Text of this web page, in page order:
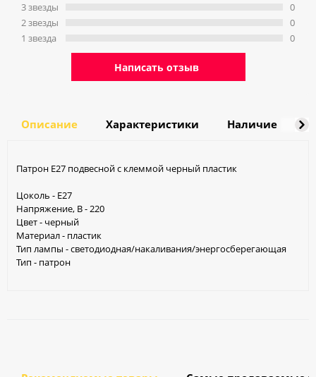
3 звeзды
2 звeзды
1 звeзда
0
0
0
Написать отзыв
Описание Характеристики Наличие
Патрон Е27 подвесной с клеммой черный пластик
Цоколь - E27
Напряжение, В - 220
Цвет - черный
Материал - пластик
Тип лампы - светодиодная/накаливания/энергосберегающая
Тип - патрон